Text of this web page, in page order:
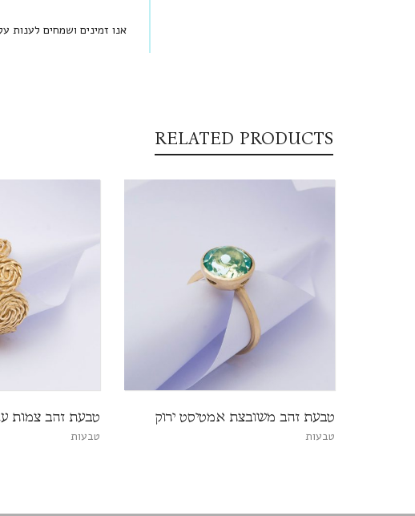
אנו זמינים ושמחים
RELATED PRODUCTS
טבעת זהב צמות
טבעות
טבעת זהב משובצת אמטיסט ירוק
טבעות